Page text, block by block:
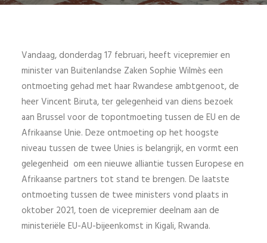
Vandaag, donderdag 17 februari, heeft vicepremier en
minister van Buitenlandse Zaken Sophie Wilmès een
ontmoeting gehad met haar Rwandese ambtgenoot, de
heer Vincent Biruta, ter gelegenheid van diens bezoek
aan Brussel voor de topontmoeting tussen de EU en de
Afrikaanse Unie. Deze ontmoeting op het hoogste
niveau tussen de twee Unies is belangrijk, en vormt een
gelegenheid om een nieuwe alliantie tussen Europese en
Afrikaanse partners tot stand te brengen. De laatste
ontmoeting tussen de twee ministers vond plaats in
oktober 2021, toen de vicepremier deelnam aan de
ministeriële EU-AU-bijeenkomst in Kigali, Rwanda.